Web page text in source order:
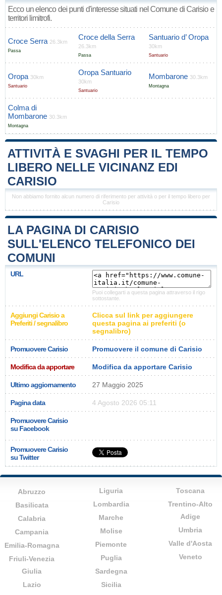
Ecco un elenco dei punti d'interesse situati nel Comune di Carisio e
territori limitrofi.
Croce Serra 26.3km
Passa
Croce della Serra
26.3km
Passa
Santuario d’ Oropa
30km
Santuario
Oropa 30km
Santuario
Oropa Santuario
30km
Santuario
Mombarone 30.3km
Montagna
Colma di
Mombarone 30.3km
Montagna
ATTIVITÀ E SVAGHI PER IL TEMPO
LIBERO NELLE VICINANZ EDI
CARISIO
Non abbiamo fornito alcun numero di riferimento per attività o per il tempo libero per
Carisio
LA PAGINA DI CARISIO
SULL'ELENCO TELEFONICO DEI
COMUNI
URL
Puoi collegarti a questa pagina attraverso il rigo
sottostante.
Aggiungi Carisio a
Preferiti / segnalibro
Clicca sul link per aggiungere
questa pagina ai preferiti (o
segnalibro)
Promuovere Carisio Promuovere il comune di Carisio
Modifica da apportare Modifica da apportare Carisio
Ultimo aggiornamento 27 Maggio 2025
Pagina data 4 Agosto 2026 05:11
Promuovere Carisio
su Facebook
Promuovere Carisio
su Twitter
Abruzzo
Basilicata
Calabria
Campania
Emilia-Romagna
Friuli-Venezia
Giulia
Lazio
Liguria
Lombardia
Marche
Molise
Piemonte
Puglia
Sardegna
Sicilia
Toscana
Trentino-Alto
Adige
Umbria
Valle d'Aosta
Veneto